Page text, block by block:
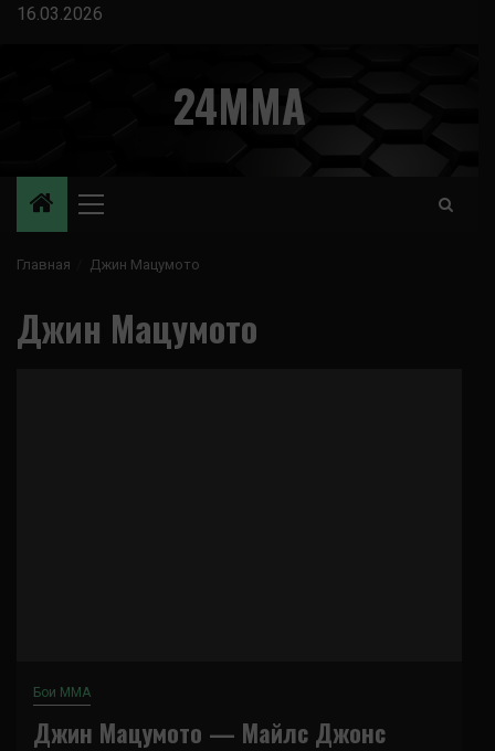
Перейти
16.03.2026
24MMA
Основное
Главная Джин Мацумото
Джин Мацумото
Бои ММА
Джин Мацумото — Майлс Джонс